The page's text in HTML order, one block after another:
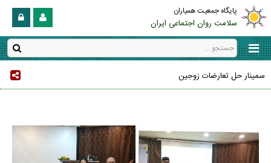
پایگاه جمعیت همیاران
سلامت روان اجتماعی ایران
سمینار حل تعارضات زوجین